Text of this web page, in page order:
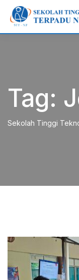
content
Tag:
Sekolah Tinggi